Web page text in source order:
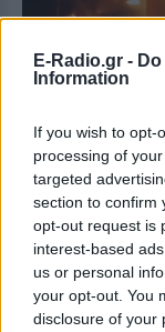
E-Radio.gr -
Information
If you wish to opt-
processing of
targeted
section to confirm
opt-out request is
interest-based
us or personal
your opt-out. You
disclosure of your